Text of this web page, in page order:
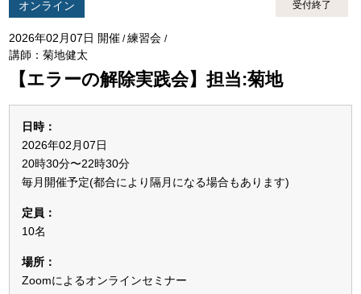
オンライン 受付終了
2026年02月07日 開催 /練習会/
講師：菊地健太
【エラーの解除実践会】担当:菊地
日時：
2026年02月07日
20時30分〜22時30分
毎月開催予定(都合により隔月になる場合もあります)
定員：
10名
場所：
Zoomによるオンラインセミナー